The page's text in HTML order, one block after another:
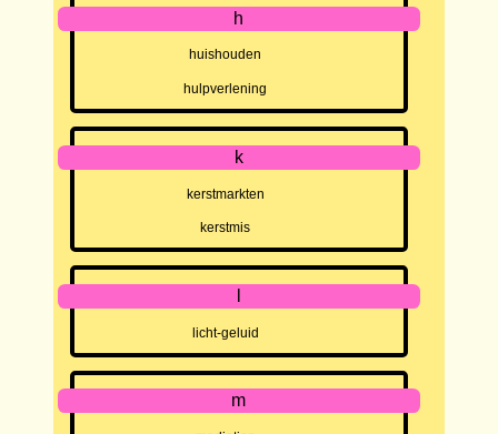
h
huishouden
hulpverlening
k
kerstmarkten
kerstmis
licht-geluid
m